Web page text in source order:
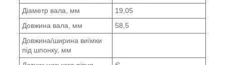
Діаметр вала, мм
19,05
Довжина вала, мм
58,5
Довжина/ширина виїмки
під шпонку, мм